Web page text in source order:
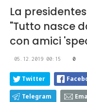
La
"Tutto nasce
con amici
05.12.2019 00:15 0
Twitter
Telegram